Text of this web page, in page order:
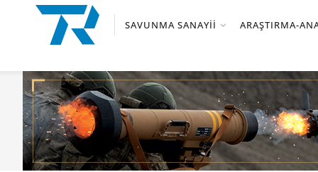
SAVUNMA SANAYII ARAŞTIRMA-